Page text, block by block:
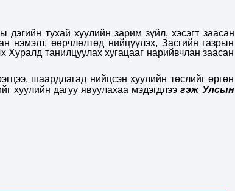
тухай хуулийн зарим зүйл, хэсэгт заасан
нэмэлт, өөрчлөлтөд нийцүүлэх, Засгийн газрын
танилцуулах хугацааг нарийвчлан заасан
шаардлагад нийцсэн хуулийн төслийг өргөн
хуулийн дагуу явуулахаа мэдэгдлээгэж Улсын